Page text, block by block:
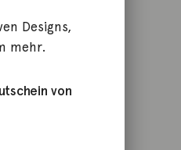
Designs,
mehr.
von